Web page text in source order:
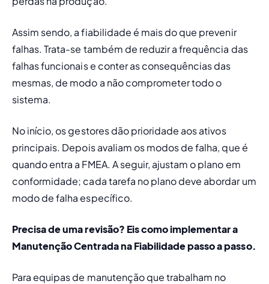
Assim sendo, a fiabilidade é mais do que prevenir
falhas. Trata-se também de reduzir a frequência das
falhas funcionais e conter as consequências das
mesmas, de modo a não comprometer todo o
sistema.
No início, os gestores dão prioridade aos ativos
principais. Depois avaliam os modos de falha, que é
quando entra a FMEA. A seguir, ajustam o plano em
conformidade; cada tarefa no plano deve abordar um
modo de falha específico.
Precisa de uma revisão? Eis como implementar a
Manutenção Centrada na Fiabilidade passo a passo.
Para equipas de manutenção que trabalham no